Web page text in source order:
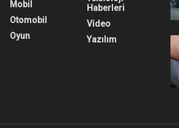
yönteme mi ihtiyacınız varsa bu